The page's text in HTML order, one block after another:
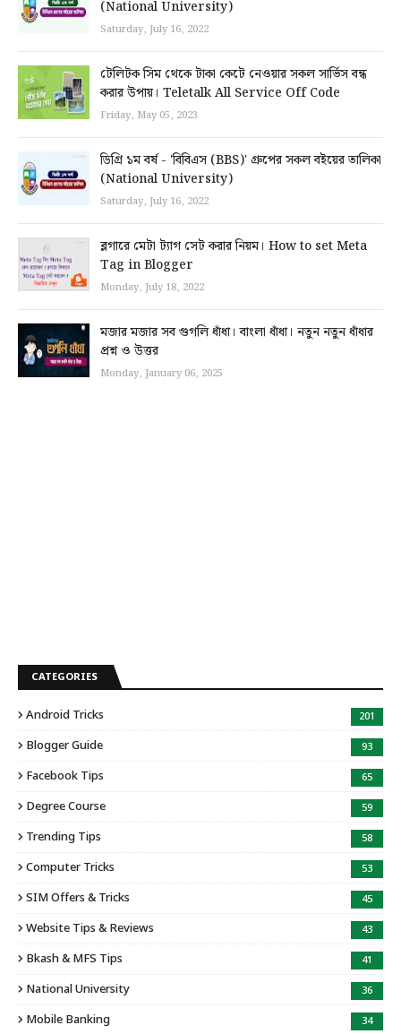
(National University)
Saturday, July 16, 2022
টেলিটক সিম থেকে টাকা কেটে নেওয়ার সকল সার্ভিস বন্ধ
করার উপায়। Teletalk All Service Off Code
Friday, May 05, 2023
ডিগ্রি ১ম বর্ষ - 'বিবিএস (BBS)' গ্রুপের সকল বইয়ের তালিকা
(National University)
Saturday, July 16, 2022
ব্লগারে মেটা ট্যাগ সেট করার নিয়ম। How to set Meta
Tag in Blogger
Monday, July 18, 2022
মজার মজার সব গুগলি ধাঁধা। বাংলা ধাঁধা। নতুন নতুন ধাঁধার
প্রশ্ন ও উত্তর
Monday, January 06, 2025
CATEGORIES
Android Tricks 201
Blogger Guide 93
Facebook Tips 65
Degree Course 59
Trending Tips 58
Computer Tricks 53
SIM Offers & Tricks 45
Website Tips & Reviews 43
Bkash & MFS Tips 41
National University 36
Mobile Banking 34